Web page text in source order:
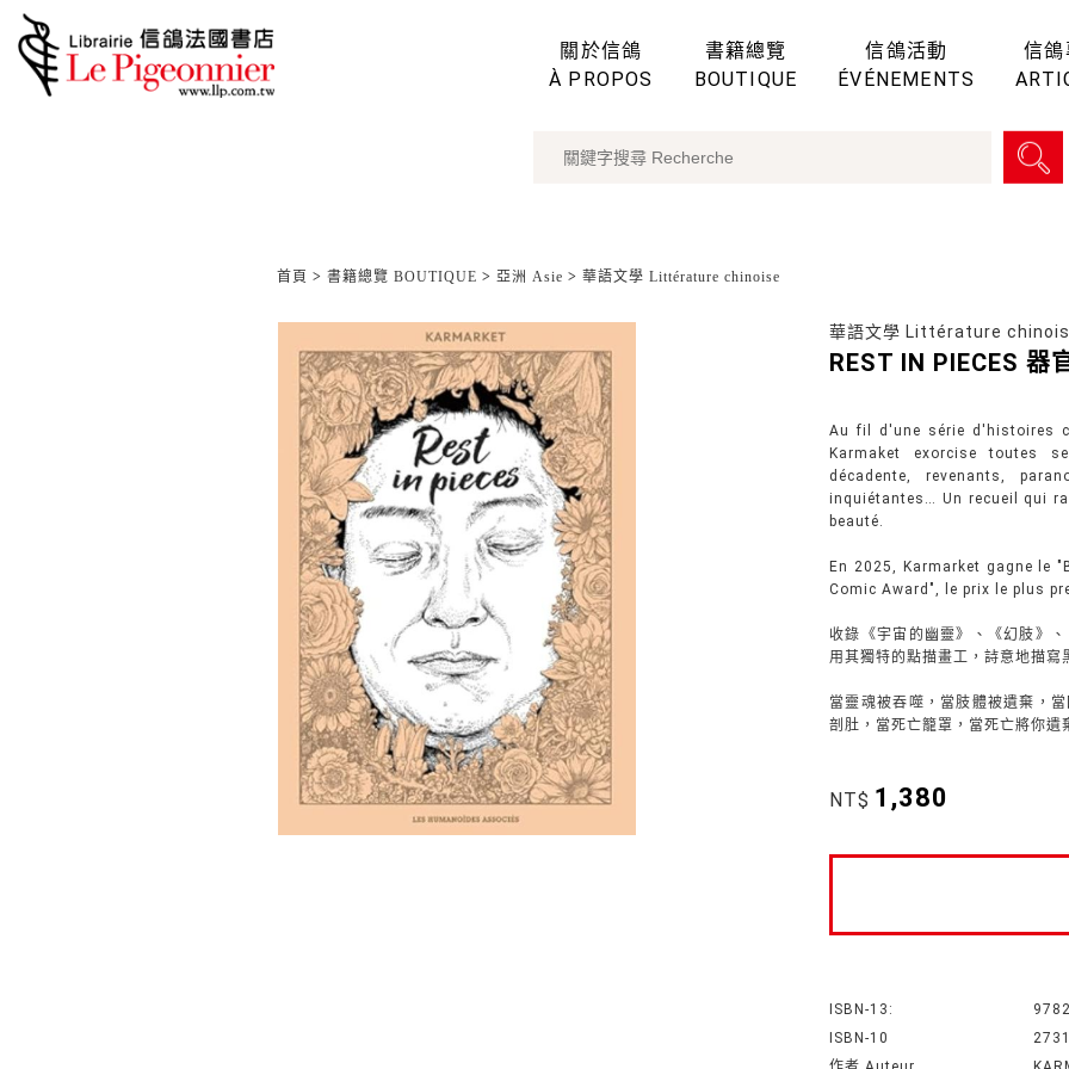
關於信鴿
À PROPOS
書籍總覽
BOUTIQUE
信鴿活動
ÉVÉNEMENTS
信
首頁 > 書籍總覽 BOUTIQUE > 亞洲 Asie > 華語文學 Littérature chinoise
華語文學 Littérature
REST IN PIECES 器
Au fil d'une série d'histoires
Karmaket exorcise toutes
décadente, revenants,
inquiétantes… Un recueil qui
beauté.
En 2025, Karmarket gagne le
Comic Award", le prix le plus
收錄《宇宙的幽靈》、《幻肢》
用其獨特的點描畫工，詩意地描寫
當靈魂被吞噬，當肢體被遺棄，
剖肚，當死亡籠罩，當死亡將你
NT$ 1,380
ISBN-13:
ISBN-10